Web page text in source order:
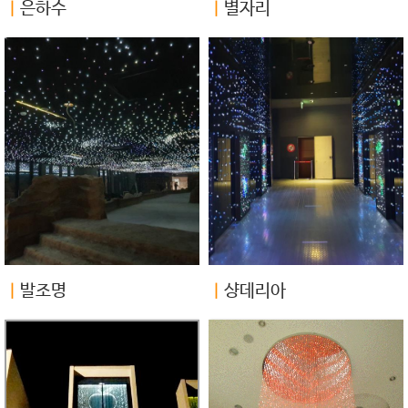
ㅣ 은하수 ㅣ 별자리
ㅣ 발조명 ㅣ 샹데리아